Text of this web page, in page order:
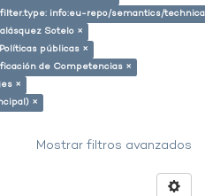
info:eu-repo/semantics/
Sotelo ×
públicas ×
de Competencias ×
×
×
Mostrar filtros avanzados